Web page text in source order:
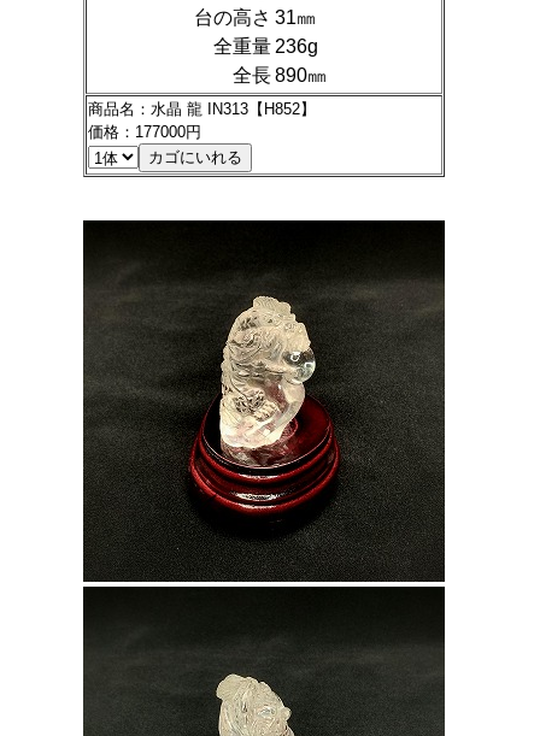
台の高さ 31㎜
全重量 236g
全長890㎜
商品名：水晶 龍 IN313【H852】
価格：177000円